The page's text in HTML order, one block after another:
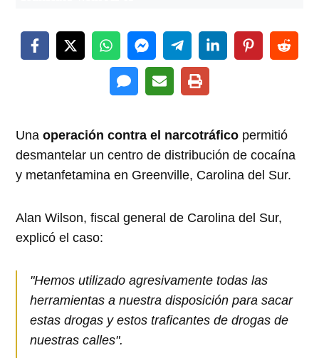
Unaoperación contra el narcotráfico permitió
desmantelar un centro de distribución de cocaína
y metanfetamina en Greenville, Carolina del Sur.
Alan Wilson, fiscal general de Carolina del Sur,
explicó el caso:
"Hemos utilizado agresivamente todas las
herramientas a nuestra disposición para sacar
estas drogas y estos traficantes de drogas de
nuestras calles".